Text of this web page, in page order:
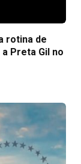
rotina de
Preta Gil no